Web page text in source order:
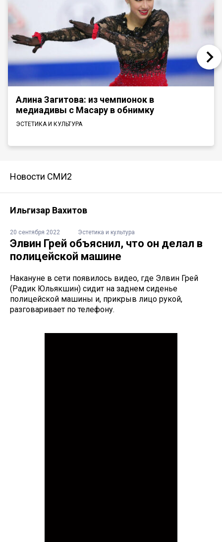
Алина Загитова: из чемпионок в
медиадивы с Масару в обнимку
ЭСТЕТИКА И КУЛЬТУРА
Новости СМИ2
Ильгизар Вахитов
20 сентября 2022 Эстетика и культура
Элвин Грей объяснил, что он делал в
полицейской машине
Накануне в сети появилось видео, где Элвин Грей
(Радик Юльякшин) сидит на заднем сиденье
полицейской машины и, прикрыв лицо рукой,
разговаривает по телефону.